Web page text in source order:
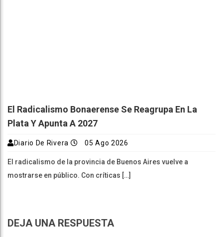
El Radicalismo Bonaerense Se Reagrupa En La
Plata Y Apunta A 2027
Diario De Rivera 05 Ago 2026
El radicalismo de la provincia de Buenos Aires vuelve a
mostrarse en público. Con críticas […]
DEJA UNA RESPUESTA